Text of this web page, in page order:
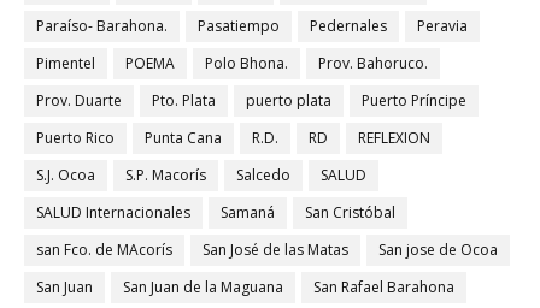
Paraíso- Barahona.
Pasatiempo Pedernales
Peravia
Pimentel
POEMA Polo Bhona.
Prov. Bahoruco.
Prov. Duarte
Pto. Plata puerto plata
Puerto Príncipe
Puerto Rico
Punta Cana R.D. RD
REFLEXION
S.J. Ocoa
S.P. Macorís Salcedo
SALUD
SALUD Internacionales
Samaná
San Cristóbal
san Fco. de MAcorís
San José de las Matas
San jose de Ocoa
San Juan
San Juan de la Maguana
San Rafael Barahona